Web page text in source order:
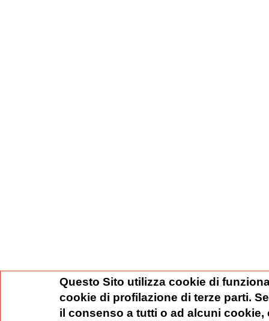
Questo Sito utilizza cookie di
cookie di profilazione di terze parti.
il consenso a tutti o ad alcuni